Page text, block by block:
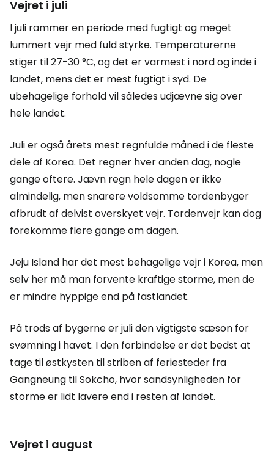
Vejret i juli
I juli rammer en periode med fugtigt og meget
lummert vejr med fuld styrke. Temperaturerne
stiger til 27-30 °C, og det er varmest i nord og inde i
landet, mens det er mest fugtigt i syd. De
ubehagelige forhold vil således udjævne sig over
hele landet.
Juli er også årets mest regnfulde måned i de fleste
dele af Korea. Det regner hver anden dag, nogle
gange oftere. Jævn regn hele dagen er ikke
almindelig, men snarere voldsomme tordenbyger
afbrudt af delvist overskyet vejr. Tordenvejr kan dog
forekomme flere gange om dagen.
Jeju Island har det mest behagelige vejr i Korea, men
selv her må man forvente kraftige storme, men de
er mindre hyppige end på fastlandet.
På trods af bygerne er juli den vigtigste sæson for
svømning i havet. I den forbindelse er det bedst at
tage til østkysten til striben af feriesteder fra
Gangneung til Sokcho, hvor sandsynligheden for
storme er lidt lavere end i resten af landet.
Vejret i august